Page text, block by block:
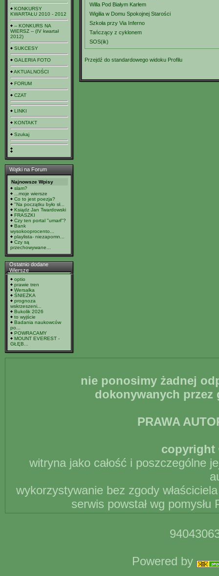
KONKURSY
KWARTAŁU 2010 - 2012
-- KONKURS NA
WIERSZ -- (IV kwartał
2012)
SUKCESY
GALERIA FOTO
AKTUALNOŚCI
FORUM
CZAT
LINKI
KONTAKT
Szukaj
Wątki na Forum
Najnowsze Wpisy
slam?
...moje wiersze
Co to jest poezja?
"Na początku było sł...
Ksiądz Jan Twardowski
FRASZKI
Czy ten portal "umarł"?
Bank
wysokooprocento...
playlista- niezapomn...
Czy są
przechowywane...
Ostatnio dodane
Wiersze
optio
prawie tren
Wersalka
ŚNIEŻKA
prognoza
wskrzeszeni...
Bukolik 2026
to wyjście
Badania naukowców
po...
POWRACAMY
MOUNT EVEREST -
GŁĘB...
Willa Pod Białym Karłem
Wigilia w Domu Spokojnej Starości
Szkoła przy Via Inferno
Tańczący z cyklonem
SOS(ik)
Przejdź do standardowego widoku Profilu
nie ponosimy żadnej
dokonywanych
PRAWA
copyright
witryna jako całość i poszczególne
wykorzystywanie bez zgody
serwis powstał wg
Powered by